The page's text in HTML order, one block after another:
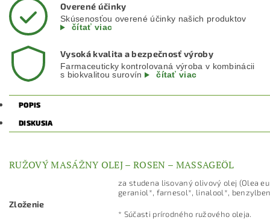
Overené účinky
Skúsenosťou overené účinky našich produktov
čítať viac
Vysoká kvalita a bezpečnosť výroby
Farmaceuticky kontrolovaná výroba v kombinácii
s biokvalitou surovín
čítať viac
POPIS
DISKUSIA
RUŽOVÝ MASÁŽNY OLEJ – ROSEN – MASSAGEÖL
Zloženie
za studena lisovaný olivový olej (Olea
geraniol*, farnesol*, linalool*,
* Súčasti prírodného ružového oleja.